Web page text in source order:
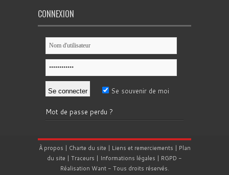
CONNEXION
Se souvenir de moi
Mot de passe perdu ?
À propos | Charte du site | Liens et remerciements | Plan
du site | Traceurs | Informations légales | RGPD -
Réalisation Want- Tous droits réservés.